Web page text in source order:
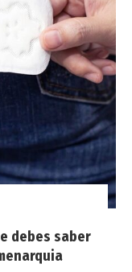
debes saber